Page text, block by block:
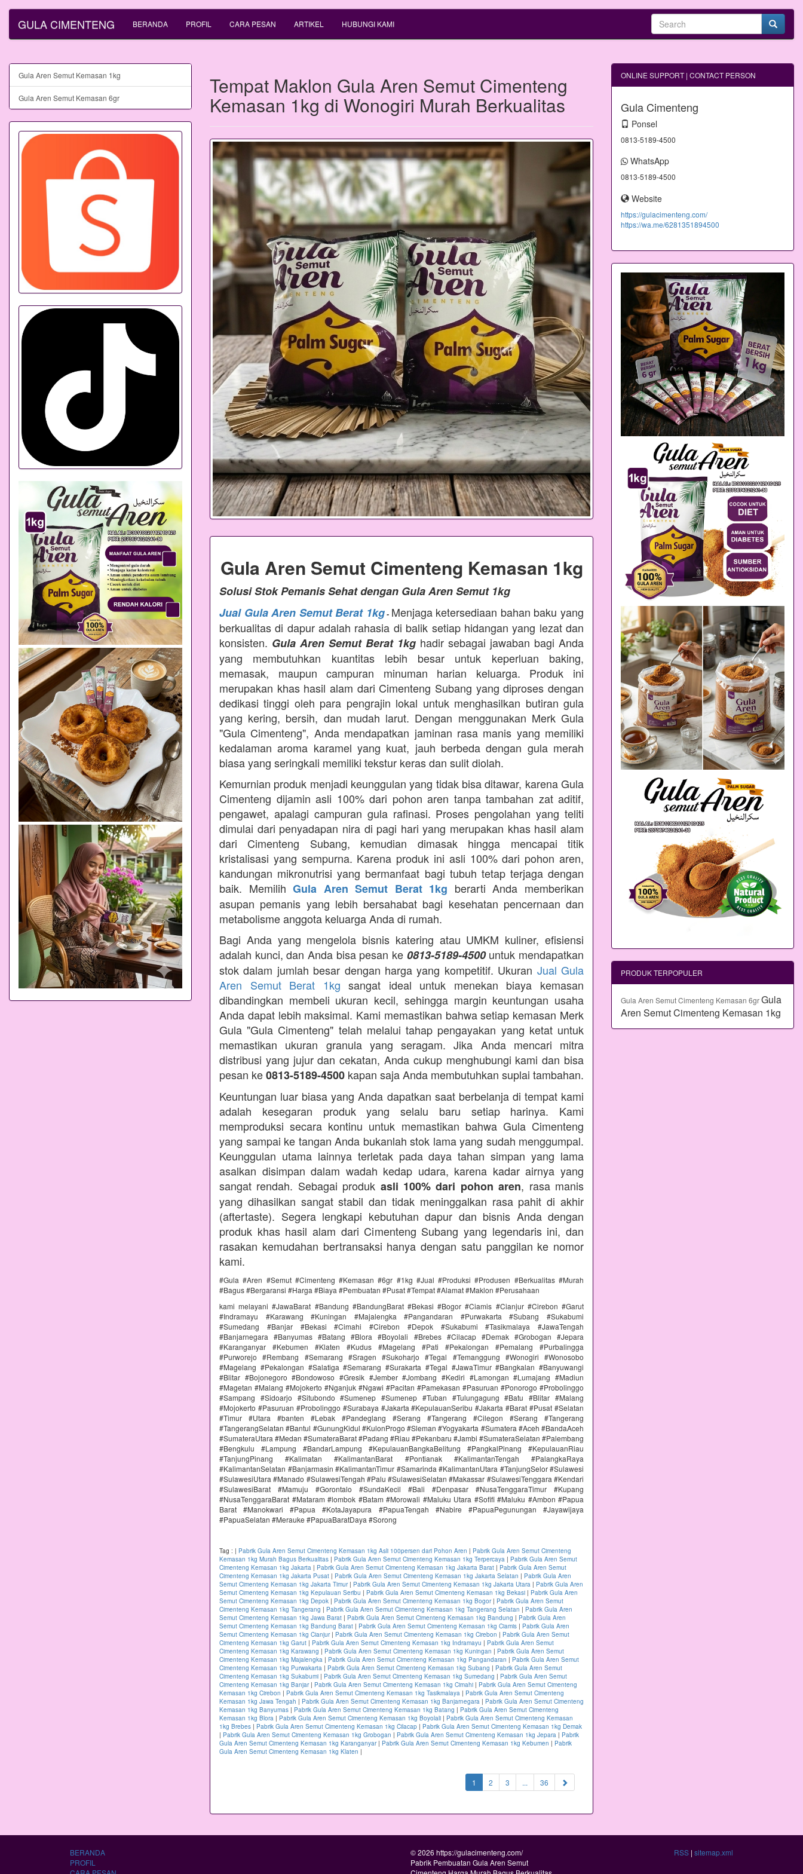
GULA CIMENTENG BERANDA PROFIL CARA PESAN ARTIKEL HUBUNGI KAMI
Tempat Maklon Gula Aren Semut Cimenteng
Kemasan 1kg di Wonogiri Murah Berkualitas
Gula Aren Semut Cimenteng Kemasan 1kg
Solusi Stok Pemanis Sehat dengan Gula Aren Semut 1kg
Jual Gula Aren Semut Berat 1kg- Menjaga ketersediaan bahan baku yang
berkualitas di dapur adalah rahasia di balik setiap hidangan yang lezat dan
konsisten. Gula Aren Semut Berat 1kg hadir sebagai jawaban bagi Anda
yang membutuhkan kuantitas lebih besar untuk keperluan baking,
memasak, maupun campuran minuman harian keluarga. Produk ini
merupakan khas hasil alam dari Cimenteng Subang yang diproses dengan
dedikasi tinggi oleh para pengrajin lokal untuk menghasilkan butiran gula
yang kering, bersih, dan mudah larut. Dengan menggunakan Merk Gula
"Gula Cimenteng", Anda mendapatkan jaminan rasa manis yang memiliki
kedalaman aroma karamel yang kuat, jauh berbeda dengan gula merah
biasa yang seringkali memiliki tekstur keras dan sulit diolah.
Kemurnian produk menjadi keunggulan yang tidak bisa ditawar, karena Gula
Cimenteng dijamin asli 100% dari pohon aren tanpa tambahan zat aditif,
pengawet, apalagi campuran gula rafinasi. Proses pengolahan yang teliti
dimulai dari penyadapan nira di pagi hari yang merupakan khas hasil alam
dari Cimenteng Subang, kemudian dimasak hingga mencapai titik
kristalisasi yang sempurna. Karena produk ini asli 100% dari pohon aren,
kandungan mikronutrisi yang bermanfaat bagi tubuh tetap terjaga dengan
baik. MemilihGula Aren Semut Berat 1kg berarti Anda memberikan
asupan pemanis yang lebih bersahabat bagi kesehatan pencernaan dan
metabolisme anggota keluarga Anda di rumah.
Bagi Anda yang mengelola bisnis katering atau UMKM kuliner, efisiensi
adalah kunci, dan Anda bisa pesan ke 0813-5189-4500untuk mendapatkan
stok dalam jumlah besar dengan harga yang kompetitif. Ukuran Jual Gula
Aren Semut Berat 1kg sangat ideal untuk menekan biaya kemasan
dibandingkan membeli ukuran kecil, sehingga margin keuntungan usaha
Anda dapat lebih maksimal. Kami memastikan bahwa setiap kemasan Merk
Gula "Gula Cimenteng" telah melalui tahap pengayakan yang ketat untuk
memastikan ukuran granula yang seragam. Jika Anda mencari mitra
distribusi yang jujur dan cekatan, Anda cukup menghubungi kami dan bisa
pesan ke0813-5189-4500 kapan saja Anda membutuhkan suplai tambahan.
Keuntungan luar biasa yang Anda dapatkan saat berbelanja di tempat kami
adalah kesegaran produk yang selalu baru setiap harinya. Kami
memproduksi secara kontinu untuk memastikan bahwa Gula Cimenteng
yang sampai ke tangan Anda bukanlah stok lama yang sudah menggumpal.
Keunggulan utama lainnya terletak pada daya tahan simpan yang lama
asalkan disimpan dalam wadah kedap udara, karena kadar airnya yang
sangat rendah. Sebagai produk asli 100% dari pohon aren, rasa manis
yang dihasilkan sangat stabil dan tidak meninggalkan rasa pahit di akhir
(aftertaste). Segera lengkapi kebutuhan dapur dan bisnis Anda dengan
produk khas hasil alam dari Cimenteng Subang yang legendaris ini, dan
rasakan kemudahan bertransaksi hanya dengan satu panggilan ke nomor
kami.
#Gula #Aren #Semut #Cimenteng #Kemasan #6gr #1kg #Jual #Produksi #Produsen #Berkualitas #Murah
#Bagus #Bergaransi #Harga #Biaya #Pembuatan #Pusat #Tempat #Alamat #Maklon #Perusahaan
kami melayani #JawaBarat #Bandung #BandungBarat #Bekasi #Bogor #Ciamis #Cianjur #Cirebon #Garut
#Indramayu #Karawang #Kuningan #Majalengka #Pangandaran #Purwakarta #Subang #Sukabumi
#Sumedang #Banjar #Bekasi #Cimahi #Cirebon #Depok #Sukabumi #Tasikmalaya #JawaTengah
#Banjarnegara #Banyumas #Batang #Blora #Boyolali #Brebes #Cilacap #Demak #Grobogan #Jepara
#Karanganyar #Kebumen #Klaten #Kudus #Magelang #Pati #Pekalongan #Pemalang #Purbalingga
#Purworejo #Rembang #Semarang #Sragen #Sukoharjo #Tegal #Temanggung #Wonogiri #Wonosobo
#Magelang #Pekalongan #Salatiga #Semarang #Surakarta #Tegal #JawaTimur #Bangkalan #Banyuwangi
#Blitar #Bojonegoro #Bondowoso #Gresik #Jember #Jombang #Kediri #Lamongan #Lumajang #Madiun
#Magetan #Malang #Mojokerto #Nganjuk #Ngawi #Pacitan #Pamekasan #Pasuruan #Ponorogo #Probolinggo
#Sampang #Sidoarjo #Situbondo #Sumenep #Sumenep #Tuban #Tulungagung #Batu #Blitar #Malang
#Mojokerto #Pasuruan #Probolinggo #Surabaya #Jakarta #KepulauanSeribu #Jakarta #Barat #Pusat #Selatan
#Timur #Utara #banten #Lebak #Pandeglang #Serang #Tangerang #Cilegon #Serang #Tangerang
#TangerangSelatan #Bantul #GunungKidul #KulonProgo #Sleman #Yogyakarta #Sumatera #Aceh #BandaAceh
#SumateraUtara #Medan #SumateraBarat #Padang #Riau #Pekanbaru #Jambi #SumateraSelatan #Palembang
#Bengkulu #Lampung #BandarLampung #KepulauanBangkaBelitung #PangkalPinang #KepulauanRiau
#TanjungPinang #Kalimatan #KalimantanBarat #Pontianak #KalimantanTengah #PalangkaRaya
#KalimantanSelatan #Banjarmasin #KalimantanTimur #Samarinda #KalimantanUtara #TanjungSelor #Sulawesi
#SulawesiUtara #Manado #SulawesiTengah #Palu #SulawesiSelatan #Makassar #SulawesiTenggara #Kendari
#SulawesiBarat #Mamuju #Gorontalo #SundaKecil #Bali #Denpasar #NusaTenggaraTimur #Kupang
#NusaTenggaraBarat #Mataram #lombok #Batam #Morowali #Maluku Utara #Sofifi #Maluku #Ambon #Papua
Barat #Manokwari #Papua #KotaJayapura #PapuaTengah #Nabire #PapuaPegunungan #Jayawijaya
#PapuaSelatan #Merauke #PapuaBaratDaya #Sorong
Tag : | Pabrik Gula Aren Semut Cimenteng Kemasan 1kg Asli 100persen dari Pohon Aren | Pabrik Gula Aren Semut Cimenteng
Kemasan 1kg Murah Bagus Berkualitas | Pabrik Gula Aren Semut Cimenteng Kemasan 1kg Terpercaya | Pabrik Gula Aren Semut
Cimenteng Kemasan 1kg Jakarta | Pabrik Gula Aren Semut Cimenteng Kemasan 1kg Jakarta Barat | Pabrik Gula Aren Semut
Cimenteng Kemasan 1kg Jakarta Pusat | Pabrik Gula Aren Semut Cimenteng Kemasan 1kg Jakarta Selatan | Pabrik Gula Aren
Semut Cimenteng Kemasan 1kg Jakarta Timur| Pabrik Gula Aren Semut Cimenteng Kemasan 1kg Jakarta Utara | Pabrik Gula Aren
Semut Cimenteng Kemasan 1kg Kepulauan Seribu | Pabrik Gula Aren Semut Cimenteng Kemasan 1kg Bekasi | Pabrik Gula Aren
Semut Cimenteng Kemasan 1kg Depok | Pabrik Gula Aren Semut Cimenteng Kemasan 1kg Bogor| Pabrik Gula Aren Semut
Cimenteng Kemasan 1kg Tangerang | Pabrik Gula Aren Semut Cimenteng Kemasan 1kg Tangerang Selatan | Pabrik Gula Aren
Semut Cimenteng Kemasan 1kg Jawa Barat | Pabrik Gula Aren Semut Cimenteng Kemasan 1kg Bandung | Pabrik Gula Aren
Semut Cimenteng Kemasan 1kg Bandung Barat | Pabrik Gula Aren Semut Cimenteng Kemasan 1kg Ciamis | Pabrik Gula Aren
Semut Cimenteng Kemasan 1kg Cianjur| Pabrik Gula Aren Semut Cimenteng Kemasan 1kg Cirebon | Pabrik Gula Aren Semut
Cimenteng Kemasan 1kg Garut | Pabrik Gula Aren Semut Cimenteng Kemasan 1kg Indramayu | Pabrik Gula Aren Semut
Cimenteng Kemasan 1kg Karawang | Pabrik Gula Aren Semut Cimenteng Kemasan 1kg Kuningan | Pabrik Gula Aren Semut
Cimenteng Kemasan 1kg Majalengka | Pabrik Gula Aren Semut Cimenteng Kemasan 1kg Pangandaran | Pabrik Gula Aren Semut
Cimenteng Kemasan 1kg Purwakarta | Pabrik Gula Aren Semut Cimenteng Kemasan 1kg Subang | Pabrik Gula Aren Semut
Cimenteng Kemasan 1kg Sukabumi | Pabrik Gula Aren Semut Cimenteng Kemasan 1kg Sumedang | Pabrik Gula Aren Semut
Cimenteng Kemasan 1kg Banjar| Pabrik Gula Aren Semut Cimenteng Kemasan 1kg Cimahi | Pabrik Gula Aren Semut Cimenteng
Kemasan 1kg Cirebon | Pabrik Gula Aren Semut Cimenteng Kemasan 1kg Tasikmalaya | Pabrik Gula Aren Semut Cimenteng
Kemasan 1kg Jawa Tengah | Pabrik Gula Aren Semut Cimenteng Kemasan 1kg Banjarnegara | Pabrik Gula Aren Semut Cimenteng
Kemasan 1kg Banyumas | Pabrik Gula Aren Semut Cimenteng Kemasan 1kg Batang | Pabrik Gula Aren Semut Cimenteng
Kemasan 1kg Blora | Pabrik Gula Aren Semut Cimenteng Kemasan 1kg Boyolali | Pabrik Gula Aren Semut Cimenteng Kemasan
1kg Brebes | Pabrik Gula Aren Semut Cimenteng Kemasan 1kg Cilacap | Pabrik Gula Aren Semut Cimenteng Kemasan 1kg Demak
| Pabrik Gula Aren Semut Cimenteng Kemasan 1kg Grobogan | Pabrik Gula Aren Semut Cimenteng Kemasan 1kg Jepara | Pabrik
Gula Aren Semut Cimenteng Kemasan 1kg Karanganyar| Pabrik Gula Aren Semut Cimenteng Kemasan 1kg Kebumen | Pabrik
Gula Aren Semut Cimenteng Kemasan 1kg Klaten |
1 (current)
2 3 ... 36
Gula Aren Semut Kemasan 1kg
Gula Aren Semut Kemasan 6gr
ONLINE SUPPORT | CONTACT PERSON
Gula Cimenteng
Ponsel
0813-5189-4500
WhatsApp
0813-5189-4500
Website
https://gulacimenteng.com/
https://wa.me/6281351894500
PRODUK TERPOPULER
Gula Aren Semut Cimenteng Kemasan 6grGula
Aren Semut Cimenteng Kemasan 1kg
BERANDA
PROFIL
© 2026 https://gulacimenteng.com/
Pabrik Pembuatan Gula Aren Semut
RSS | sitemap.xml